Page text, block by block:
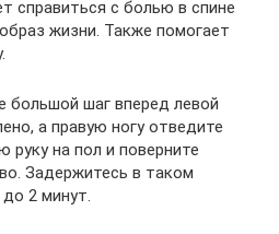
справиться с болью в спине
жизни. Также помогает
большой шаг вперед левой
а правую ногу отведите
руку на пол и поверните
Задержитесь в таком
2 минут.